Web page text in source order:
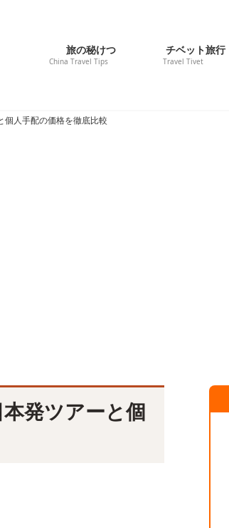
旅の秘けつ
China Travel Tips
チベット旅行
Travel Tivet
個人手配の価格を徹底比較
発ツアーと個